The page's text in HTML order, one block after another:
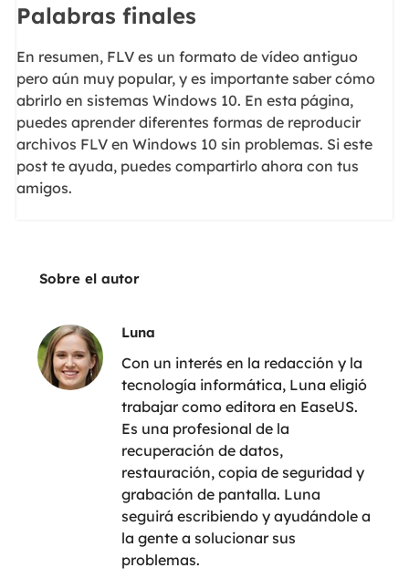
Palabras finales
En resumen, FLV es un formato de vídeo antiguo
pero aún muy popular, y es importante saber cómo
abrirlo en sistemas Windows 10. En esta página,
puedes aprender diferentes formas de reproducir
archivos FLV en Windows 10 sin problemas. Si este
post te ayuda, puedes compartirlo ahora con tus
amigos.
Sobre el autor
Luna
Con un interés en la redacción y la
tecnología informática, Luna eligió
trabajar como editora en EaseUS.
Es una profesional de la
recuperación de datos,
restauración, copia de seguridad y
grabación de pantalla. Luna
seguirá escribiendo y ayudándole a
la gente a solucionar sus
problemas.